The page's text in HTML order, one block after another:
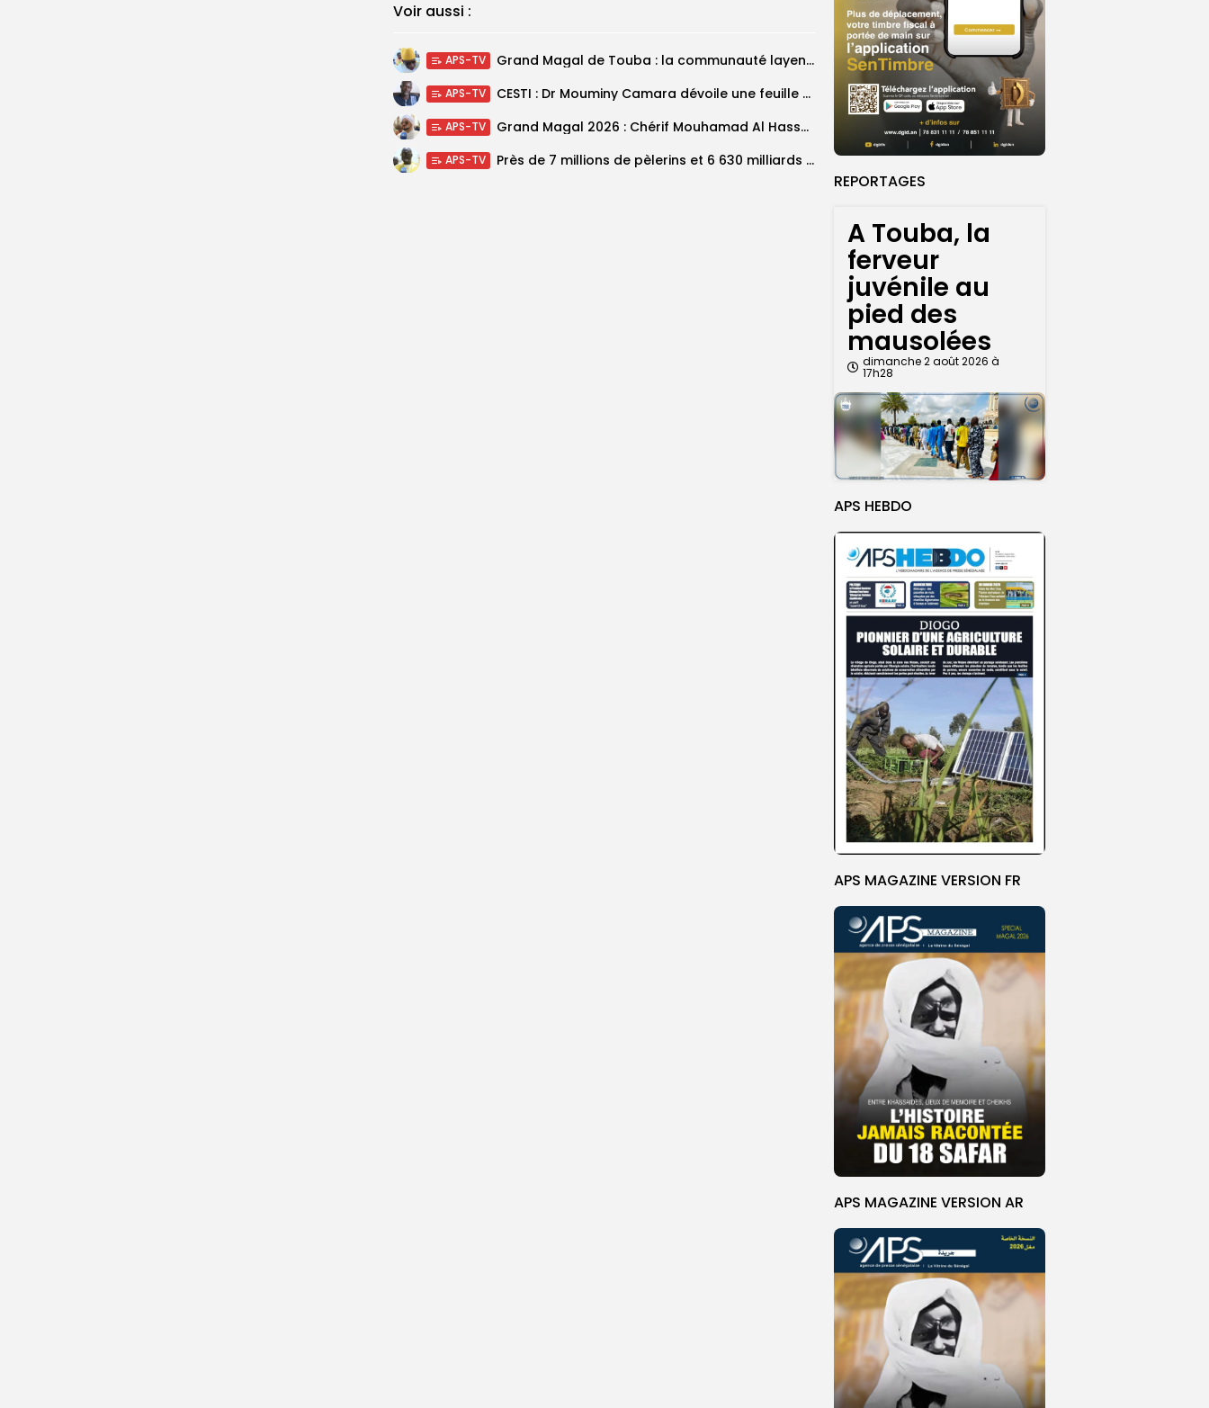
REPORTAGES
A Touba, la
ferveur
juvénile au
pied des
mausolées
dimanche 2 août 2026 à
17h28
APS HEBDO
APS MAGAZINE VERSION FR
APS MAGAZINE VERSION AR
Voir aussi :
APS-TV Grand Magal de Touba : la communauté layenne souligne une célébration qui...
APS-TV CESTI : Dr Mouminy Camara dévoile une feuille de route
APS-TV Grand Magal 2026 : Chérif Mouhamad Al Hassani salue un événement porteur...
APS-TV Près de 7 millions de pèlerins et 6 630 milliards de francs...